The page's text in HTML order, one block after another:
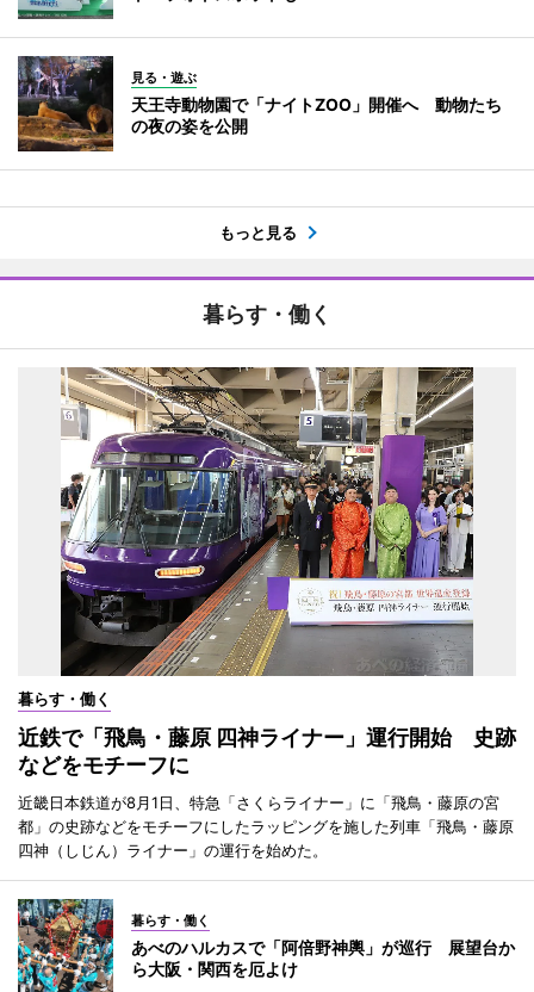
見る・遊ぶ
天王寺動物園で「ナイトZOO」開催へ 動物たち
の夜の姿を公開
もっと見る
暮らす・働く
暮らす・働く
近鉄で「飛鳥・藤原 四神ライナー」運行開始 史跡
などをモチーフに
近畿日本鉄道が8月1日、特急「さくらライナー」に「飛鳥・藤原の宮
都」の史跡などをモチーフにしたラッピングを施した列車「飛鳥・藤原
四神（しじん）ライナー」の運行を始めた。
暮らす・働く
あべのハルカスで「阿倍野神輿」が巡行 展望台か
ら大阪・関西を厄よけ